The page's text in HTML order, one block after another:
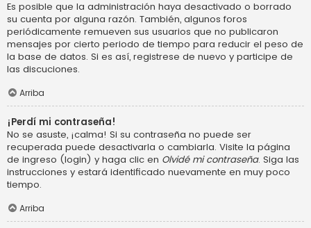
Es posible que la administración haya desactivado o borrado
su cuenta por alguna razón. También, algunos foros
periódicamente remueven sus usuarios que no publicaron
mensajes por cierto periodo de tiempo para reducir el peso de
la base de datos. Si es así, registrese de nuevo y participe de
las discuciones.
Arriba
¡Perdí mi contraseña!
No se asuste, ¡calma! Si su contraseña no puede ser
recuperada puede desactivarla o cambiarla. Visite la página
de ingreso (login) y haga clic en Olvidé mi contraseña. Siga las
instrucciones y estará identificado nuevamente en muy poco
tiempo.
Arriba